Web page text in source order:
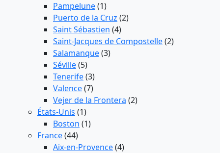
Pampelune(1)
Puerto de la Cruz (2)
Saint Sébastien (4)
Saint-Jacques de Compostelle(2)
Salamanque(3)
Séville(5)
Tenerife(3)
Valence(7)
Vejer de la Frontera (2)
États-Unis (1)
Boston (1)
France(44)
Aix-en-Provence(4)